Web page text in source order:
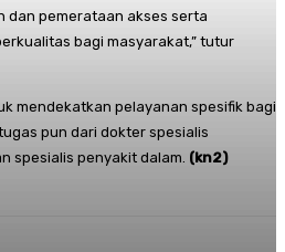
dan pemerataan akses serta
bagi masyarakat,” tutur
mendekatkan pelayanan spesifik bagi
pun dari dokter spesialis
spesialis penyakit dalam. (kn2)